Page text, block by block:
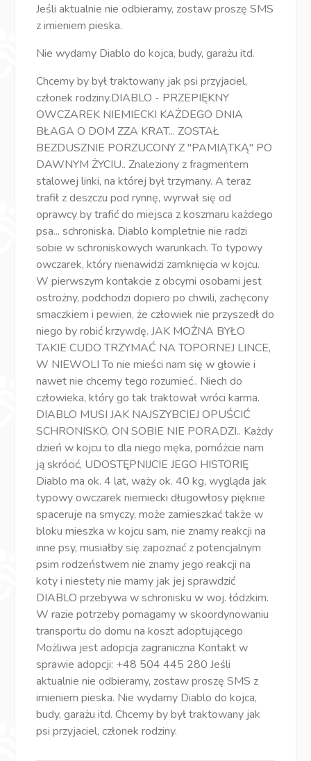
Jeśli aktualnie nie odbieramy, zostaw proszę SMS
z imieniem pieska.
Nie wydamy Diablo do kojca, budy, garażu itd.
Chcemy by był traktowany jak psi przyjaciel,
członek rodziny.DIABLO - PRZEPIĘKNY
OWCZAREK NIEMIECKI KAŻDEGO DNIA
BŁAGA O DOM ZZA KRAT... ZOSTAŁ
BEZDUSZNIE PORZUCONY Z "PAMIĄTKĄ" PO
DAWNYM ŻYCIU.. Znaleziony z fragmentem
stalowej linki, na której był trzymany. A teraz
trafił z deszczu pod rynnę, wyrwał się od
oprawcy by trafić do miejsca z koszmaru każdego
psa... schroniska. Diablo kompletnie nie radzi
sobie w schroniskowych warunkach. To typowy
owczarek, który nienawidzi zamknięcia w kojcu.
W pierwszym kontakcie z obcymi osobami jest
ostrożny, podchodzi dopiero po chwili, zachęcony
smaczkiem i pewien, że człowiek nie przyszedł do
niego by robić krzywdę. JAK MOŻNA BYŁO
TAKIE CUDO TRZYMAĆ NA TOPORNEJ LINCE,
W NIEWOLI To nie mieści nam się w głowie i
nawet nie chcemy tego rozumieć.. Niech do
człowieka, który go tak traktował wróci karma.
DIABLO MUSI JAK NAJSZYBCIEJ OPUŚCIĆ
SCHRONISKO, ON SOBIE NIE PORADZI.. Każdy
dzień w kojcu to dla niego męka, pomóżcie nam
ją skrócić, UDOSTĘPNIJCIE JEGO HISTORIĘ
Diablo ma ok. 4 lat, waży ok. 40 kg, wygląda jak
typowy owczarek niemiecki długowłosy pięknie
spaceruje na smyczy, może zamieszkać także w
bloku mieszka w kojcu sam, nie znamy reakcji na
inne psy, musiałby się zapoznać z potencjalnym
psim rodzeństwem nie znamy jego reakcji na
koty i niestety nie mamy jak jej sprawdzić
DIABLO przebywa w schronisku w woj. łódzkim.
W razie potrzeby pomagamy w skoordynowaniu
transportu do domu na koszt adoptującego
Możliwa jest adopcja zagraniczna Kontakt w
sprawie adopcji: +48 504 445 280 Jeśli
aktualnie nie odbieramy, zostaw proszę SMS z
imieniem pieska. Nie wydamy Diablo do kojca,
budy, garażu itd. Chcemy by był traktowany jak
psi przyjaciel, członek rodziny.